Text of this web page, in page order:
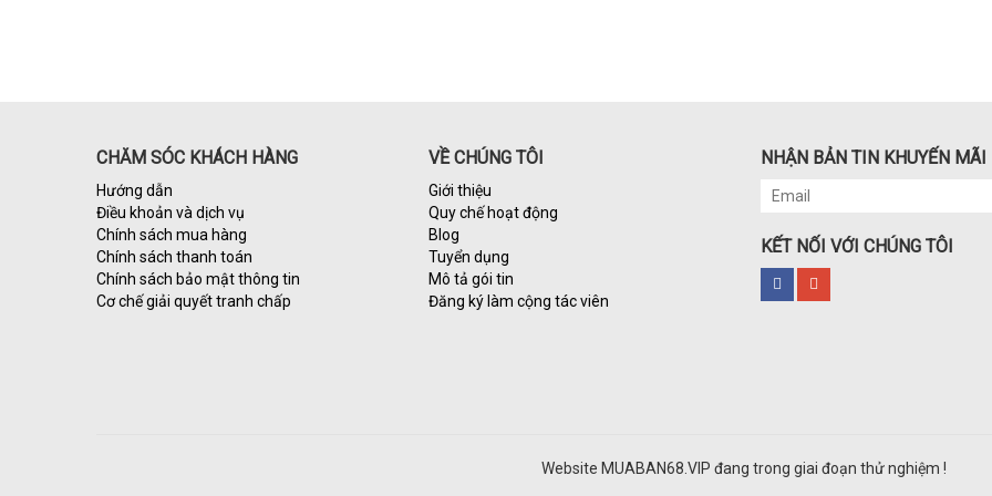
CHĂM SÓC KHÁCH HÀNG
Hướng dẫn
Điều khoản và dịch vụ
Chính sách mua hàng
Chính sách thanh toán
Chính sách bảo mật thông tin
Cơ chế giải quyết tranh chấp
VỀ CHÚNG TÔI
Giới thiệu
Quy chế hoạt động
Blog
Tuyển dụng
Mô tả gói tin
Đăng ký làm cộng tác viên
NHẬN BẢN TIN KHUYẾN MÃI
KẾT NỐI VỚI CHÚNG TÔI
Website MUABAN68.VIP đang trong giai đoạn thử nghiệm !